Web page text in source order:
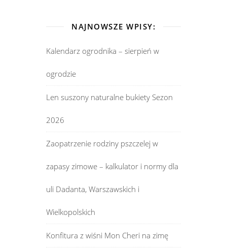
NAJNOWSZE WPISY:
Kalendarz ogrodnika – sierpień w
ogrodzie
Len suszony naturalne bukiety Sezon
2026
Zaopatrzenie rodziny pszczelej w
zapasy zimowe – kalkulator i normy dla
uli Dadanta, Warszawskich i
Wielkopolskich
Konfitura z wiśni Mon Cheri na zimę